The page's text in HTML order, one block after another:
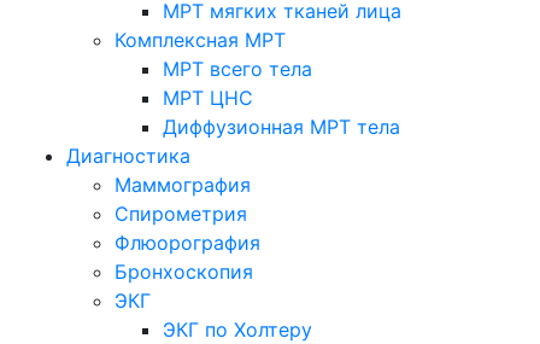
МРТ мягких тканей лица
Комплексная МРТ
МРТ всего тела
МРТ ЦНС
Диффузионная МРТ тела
Диагностика
Маммография
Спирометрия
Флюорография
Бронхоскопия
ЭКГ
ЭКГ по Холтеру